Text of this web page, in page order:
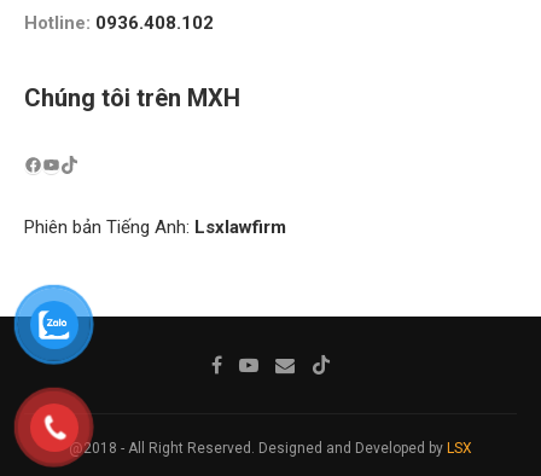
Hotline: 0936.408.102
Chúng tôi trên MXH
Phiên bản Tiếng Anh: Lsxlawfirm
@2018 - All Right Reserved. Designed and Developed by LSX